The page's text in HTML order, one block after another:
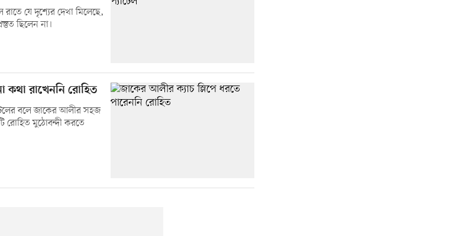
রাতে যে দৃশ্যের দেখা মিলেছে,
ছিলেন না।
কথা রাখেননি রোহিত
বলে জাকের আলীর সহজ
রোহিত মুঠোবন্দী করতে